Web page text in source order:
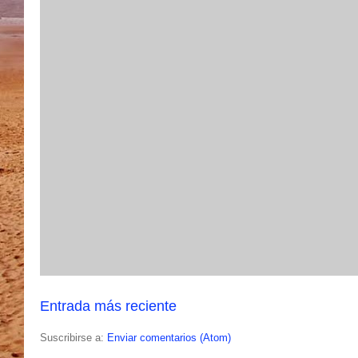
Entrada más reciente
Suscribirse a: Enviar comentarios (Atom)